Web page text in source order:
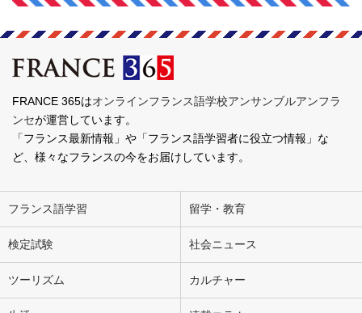
FRANCE 365はオンラインフランス語学校アンサンブルアンフラ
ンセが運営しています。
「フランス最新情報」や「フランス語学習者に役立つ情報」な
ど、様々なフランスの今をお届けしています。
フランス語学習 留学・教育
検定試験 社会ニュース
ツーリズム カルチャー